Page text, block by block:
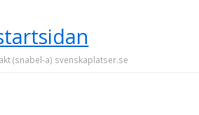
(snabel-a) svenskaplatser.se